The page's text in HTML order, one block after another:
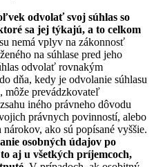
odvolať svoj súhlas so
sa jej týkajú, a to celkom
nemá vplyv na zákonnosť
na súhlase pred jeho
odvolať rovnakým
dňa, kedy je odvolanie súhlasu
môže prevádzkovateľ
iného právneho dôvodu
právnych povinností, alebo
ako sú popísané vyššie.
osobných údajov po
aj u všetkých príjemcoch,